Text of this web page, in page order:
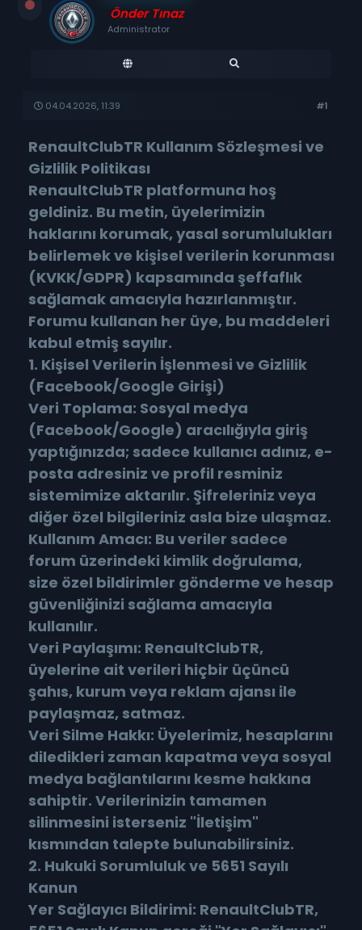
Önder Tınaz
Administrator
04.04.2026, 11:39 #1
RenaultClubTR Kullanım Sözleşmesi ve
Gizlilik Politikası
RenaultClubTR platformuna hoş
geldiniz. Bu metin, üyelerimizin
haklarını korumak, yasal sorumlulukları
belirlemek ve kişisel verilerin korunması
(KVKK/GDPR) kapsamında şeffaflık
sağlamak amacıyla hazırlanmıştır.
Forumu kullanan her üye, bu maddeleri
kabul etmiş sayılır.
1. Kişisel Verilerin İşlenmesi ve Gizlilik
(Facebook/Google Girişi)
Veri Toplama: Sosyal medya
(Facebook/Google) aracılığıyla giriş
yaptığınızda; sadece kullanıcı adınız, e-
posta adresiniz ve profil resminiz
sistemimize aktarılır. Şifreleriniz veya
diğer özel bilgileriniz asla bize ulaşmaz.
Kullanım Amacı: Bu veriler sadece
forum üzerindeki kimlik doğrulama,
size özel bildirimler gönderme ve hesap
güvenliğinizi sağlama amacıyla
kullanılır.
Veri Paylaşımı: RenaultClubTR,
üyelerine ait verileri hiçbir üçüncü
şahıs, kurum veya reklam ajansı ile
paylaşmaz, satmaz.
Veri Silme Hakkı: Üyelerimiz, hesaplarını
diledikleri zaman kapatma veya sosyal
medya bağlantılarını kesme hakkına
sahiptir. Verilerinizin tamamen
silinmesini isterseniz "İletişim"
kısmından talepte bulunabilirsiniz.
2. Hukuki Sorumluluk ve 5651 Sayılı
Kanun
Yer Sağlayıcı Bildirimi: RenaultClubTR,